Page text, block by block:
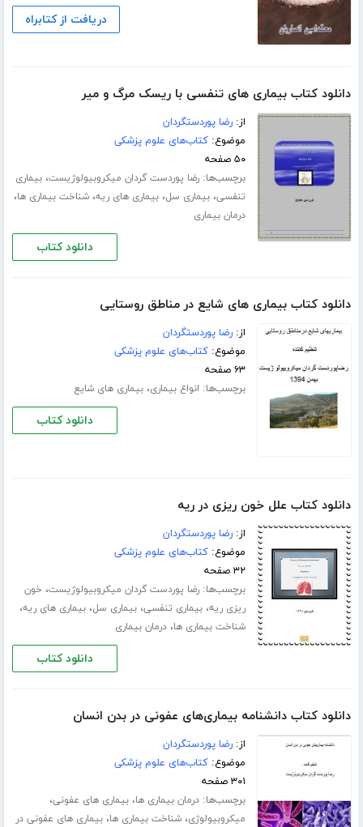
دریافت از کتابراه
دانلود کتاب بیماری های تنفسی با ریسک مرگ و میر
از:رضا پوردستگردان
موضوع:کتاب‌های علوم پزشکی
۵۰ صفحه
برچسب‌ها:رضا پوردست گردان میکروبیولوژیست،بیماری
تنفسی،بیماری سل،بیماری های ریه،شناخت بیماری ها،
درمان بیماری
دانلود کتاب
دانلود کتاب بیماری های شایع در مناطق روستایی
از:رضا پوردستگردان
موضوع:کتاب‌های علوم پزشکی
۶۳ صفحه
برچسب‌ها: انواع بیماری،بیماری های شایع
دانلود کتاب
دانلود کتاب علل خون ریزی در ریه
از:رضا پوردستگردان
موضوع:کتاب‌های علوم پزشکی
۳۲ صفحه
برچسب‌ها:رضا پوردست گردان میکروبیولوژیست، خون
ریزی ریه،بیماری تنفسی،بیماری سل،بیماری های ریه،
شناخت بیماری ها،درمان بیماری
دانلود کتاب
دانلود کتاب دانشنامه بیماری‌های عفونی در بدن انسان
از:رضا پوردستگردان
موضوع:کتاب‌های علوم پزشکی
۳۰۱ صفحه
برچسب‌ها:درمان بیماری ها،بیماری های عفونی،
میکروبیولوژی،شناخت بیماری ها،بیماری های عفونی در